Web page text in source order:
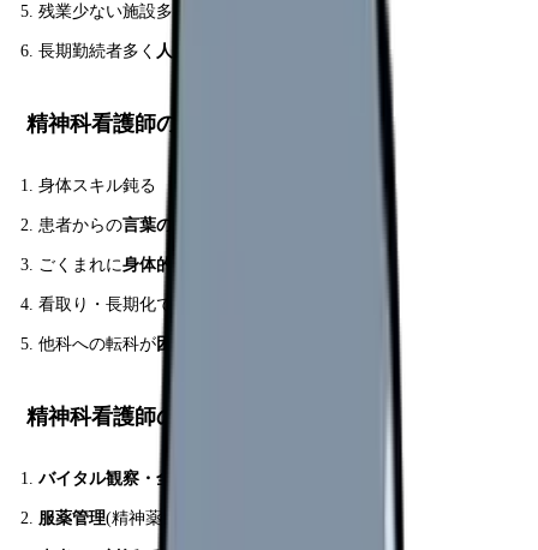
残業少ない施設多
長期勤続者多く 人間関係安定
精神科看護師のデメリット 5 選
身体スキル鈍る
患者からの言葉の暴力
ごくまれに身体的暴力
看取り・長期化で
他科への転科が困難
精神科看護師の主な業務
バイタル観察・全身管理
服薬管理(精神薬の副作用観察)